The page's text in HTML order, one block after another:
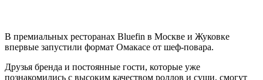
В премиальных ресторанах Bluefin в Москве и Жуковке
впервые запустили формат Омакасе от шеф-повара.
Друзья бренда и постоянные гости, которые уже
познакомились с высоким качеством роллов и суши, смогут